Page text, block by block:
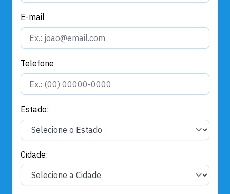
E-mail
Telefone
Estado:
Cidade: